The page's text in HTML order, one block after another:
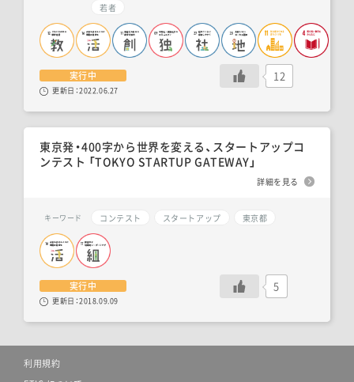
若者
実行中
更新日：2022.06.27
12
東京発・400字から世界を変える、スタートアップコ
ンテスト 「TOKYO STARTUP GATEWAY」
詳細を見る
キーワード コンテスト スタートアップ 東京都
実行中
更新日：2018.09.09
5
利用規約